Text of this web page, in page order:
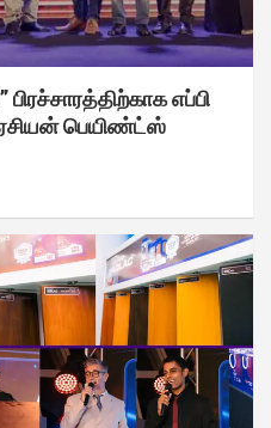
பிரச்சாரத்திற்காக எப்பி
ஏசியன் பெயிண்ட்ஸ்